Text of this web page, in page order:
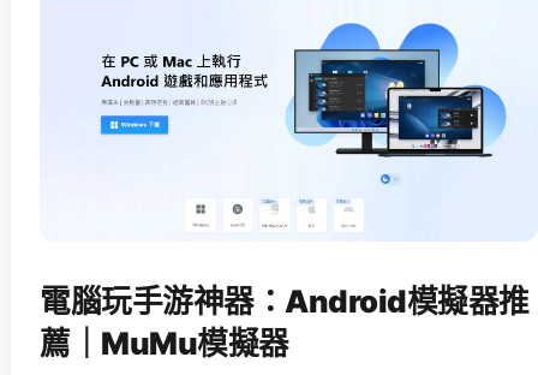
電腦玩手游神器：Android模擬器推
薦｜MuMu模擬器